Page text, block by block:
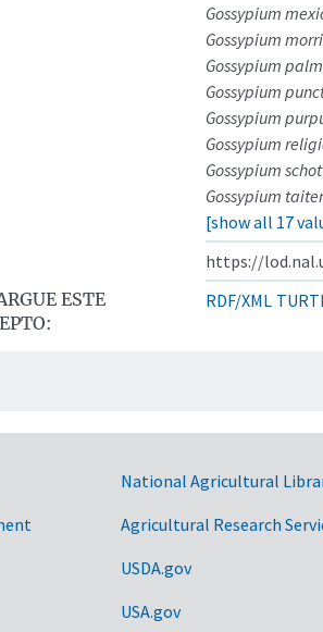
Gossypium
Gossypium
Gossypium
Gossypium
Gossypium
Gossypium
Gossypium
Gossypium
[show all 17
https://
ESTE
RDF/XML
National Agricultural
Agricultural Research
USDA.gov
USA.gov